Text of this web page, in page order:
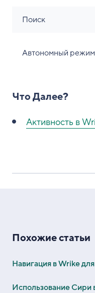
Поиск
Автономный режим
Что Далее?
Активность в
Похожие статьи
Навигация в Wrike
Использование Сири